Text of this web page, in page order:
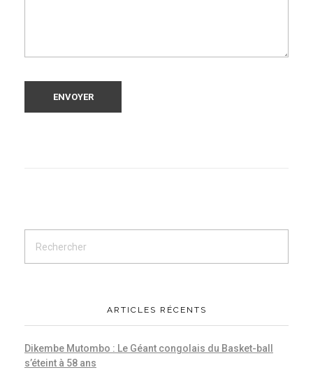
ARTICLES RÉCENTS
Dikembe Mutombo : Le Géant congolais du Basket-ball
s’éteint à 58 ans